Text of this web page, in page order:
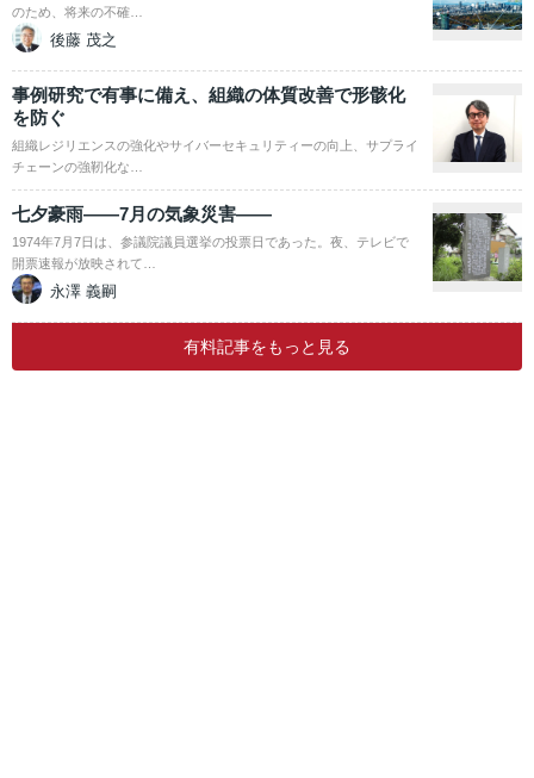
のため、将来の不確…
後藤 茂之
事例研究で有事に備え、組織の体質改善で形骸化
を防ぐ
組織レジリエンスの強化やサイバーセキュリティーの向上、サプライ
チェーンの強靭化な…
七夕豪雨――7月の気象災害――
1974年7月7日は、参議院議員選挙の投票日であった。夜、テレビで
開票速報が放映されて…
永澤 義嗣
有料記事をもっと見る